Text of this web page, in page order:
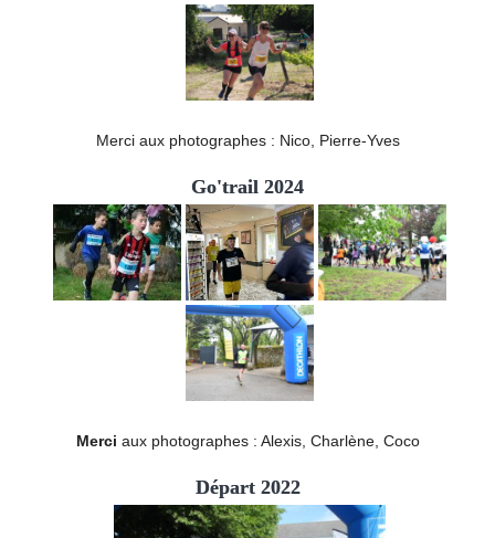
Merci aux photographes : Nico, Pierre-Yves
Go'trail 2024
Merci aux photographes : Alexis, Charlène, Coco
Départ 2022